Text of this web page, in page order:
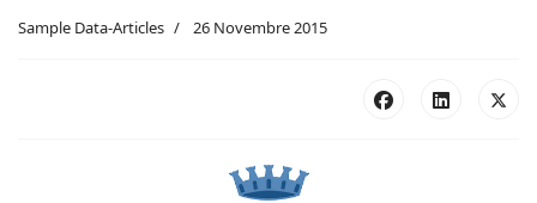
Sample Data-Articles 26 Novembre 2015